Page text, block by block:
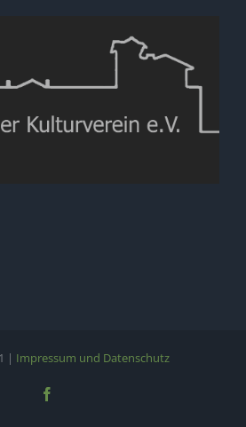
| Impressum und Datenschutz